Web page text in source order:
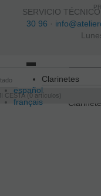
SERVICIO
30 96 ·
español
français
CESTA 0 artículos
navigation
Clarinetes